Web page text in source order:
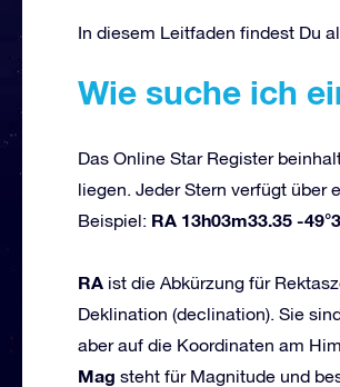
In diesem Leitfaden findest Du
Wie suche ich
Das Online Star Register
liegen. Jeder Stern verfügt über
Beispiel: RA 13h03m33.35 -
RA ist die Abkürzung für
Deklination (declination). Sie
aber auf die Koordinaten am
Mag steht für Magnitude und